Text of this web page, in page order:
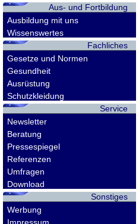
Aus- und Fortbildung
Ausbildung mit uns
Wissenswertes
Fachliches
Gesetze und Normen
Gesundheit
Ausrüstung
Schutzkleidung
Service
Newsletter
Beratung
Pressespiegel
Referenzen
Umfragen
Download
Sonstiges
Werbung